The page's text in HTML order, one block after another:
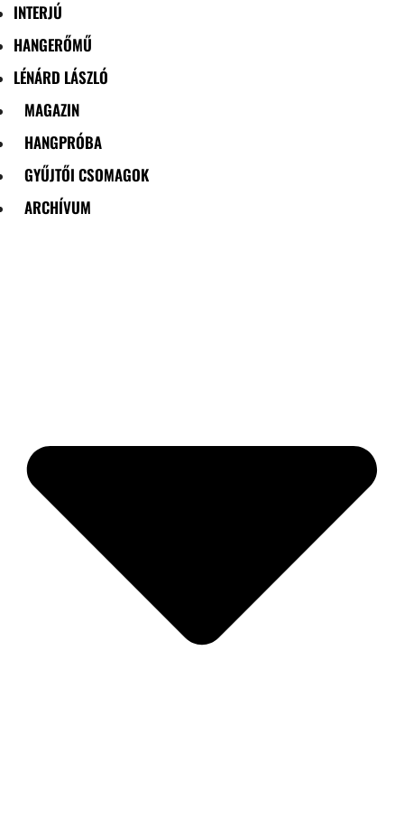
INTERJÚ
HANGERŐMŰ
LÉNÁRD LÁSZLÓ
MAGAZIN
HANGPRÓBA
GYŰJTŐI CSOMAGOK
ARCHÍVUM